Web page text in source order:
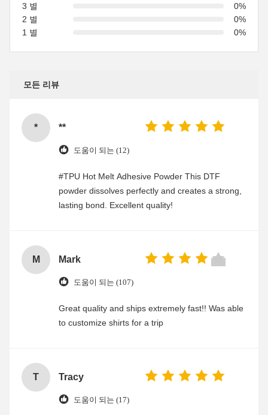
3 별
0%
2 별
0%
1 별
0%
모든 리뷰
* **
도움이 되는 (12)
#TPU Hot Melt Adhesive Powder This DTF
powder dissolves perfectly and creates a strong,
lasting bond. Excellent quality!
M Mark
도움이 되는 (107)
Great quality and ships extremely fast!! Was able
to customize shirts for a trip
T Tracy
도움이 되는 (17)